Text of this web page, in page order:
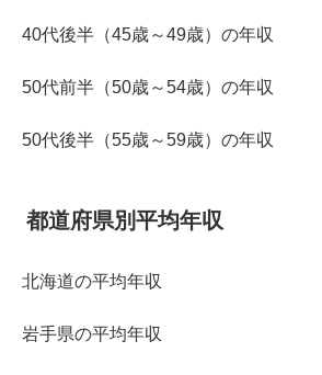
40代後半（45歳～49歳）の年収
50代前半（50歳～54歳）の年収
50代後半（55歳～59歳）の年収
都道府県別平均年収
北海道の平均年収
岩手県の平均年収